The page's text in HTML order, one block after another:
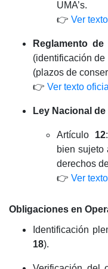
UMA’s.
👉 Ver
Reglamento de
(identificación
(plazos de
👉 Ver texto oficial
Ley Nacional
Artículo 12
bien sujeto
derechos
👉 Ver
Obligaciones en
Identificación
18).